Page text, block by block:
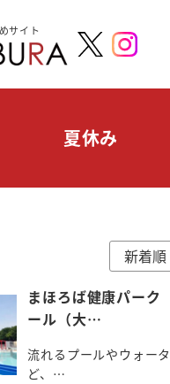
サイト
夏休み
まほろば健康パー
ール（大…
流れるプールやウォー
ど、…